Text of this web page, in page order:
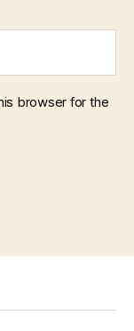
browser for the